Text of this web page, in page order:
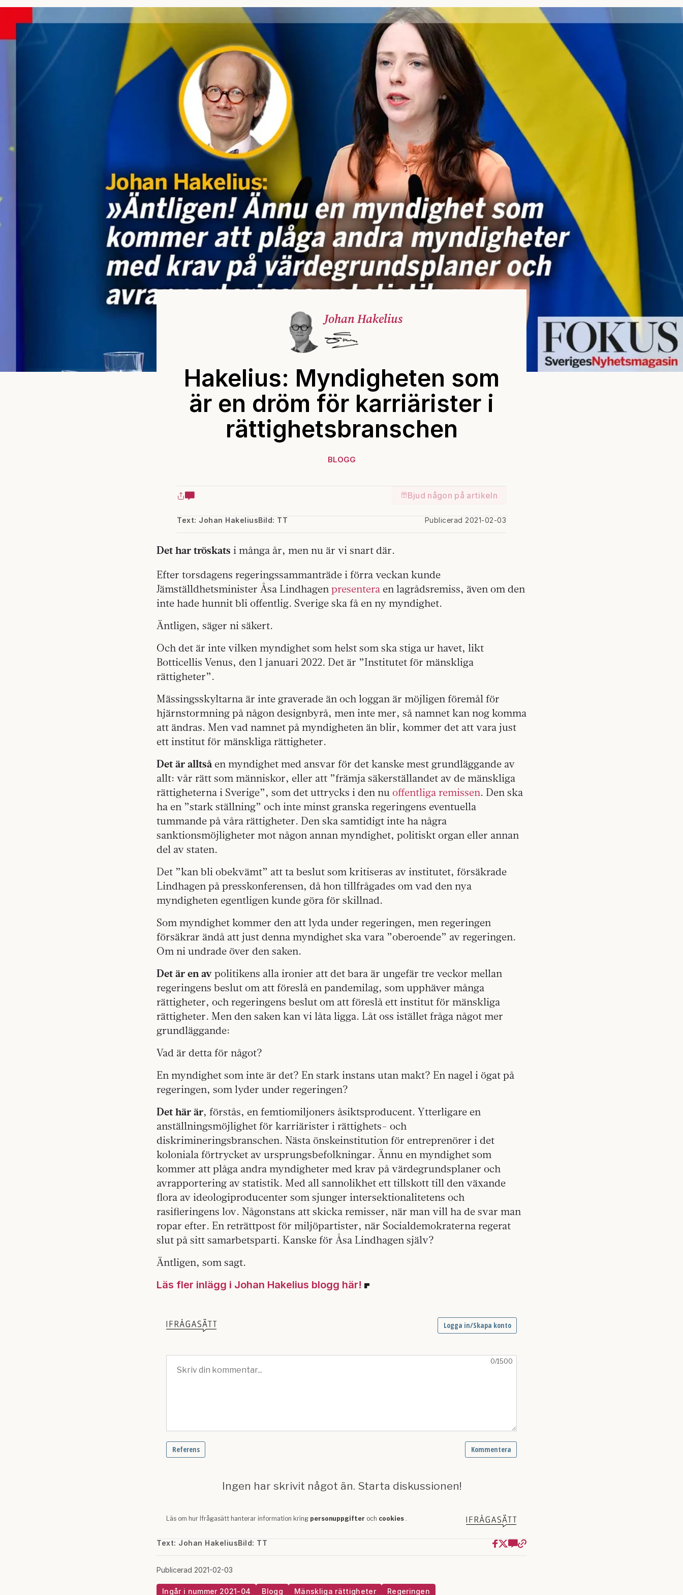
Johan Hakelius
Hakelius: Myndigheten som
är en dröm för karriärister i
rättighetsbranschen
BLOGG
Bjud någon på artikeln
Text: Johan Hakelius Publicerad 2021-02-03
Bild: TT
Det har tröskats i många år, men nu är vi snart där.
Efter torsdagens regeringssammanträde i förra veckan kunde
Jämställdhetsminister Åsa Lindhagenpresentera en lagrådsremiss, även om den
inte hade hunnit bli offentlig. Sverige ska få en ny myndighet.
Äntligen, säger ni säkert.
Och det är inte vilken myndighet som helst som ska stiga ur havet, likt
Botticellis Venus, den 1 januari 2022. Det är ”Institutet för mänskliga
rättigheter”.
Mässingsskyltarna är inte graverade än och loggan är möjligen föremål för
hjärnstormning på någon designbyrå, men inte mer, så namnet kan nog komma
att ändras. Men vad namnet på myndigheten än blir, kommer det att vara just
ett institut för mänskliga rättigheter.
Det är alltså en myndighet med ansvar för det kanske mest grundläggande av
allt: vår rätt som människor, eller att ”främja säkerställandet av de mänskliga
rättigheterna i Sverige”, som det uttrycks i den nu offentliga remissen. Den ska
ha en ”stark ställning” och inte minst granska regeringens eventuella
tummande på våra rättigheter. Den ska samtidigt inte ha några
sanktionsmöjligheter mot någon annan myndighet, politiskt organ eller annan
del av staten.
Det ”kan bli obekvämt” att ta beslut som kritiseras av institutet, försäkrade
Lindhagen på presskonferensen, då hon tillfrågades om vad den nya
myndigheten egentligen kunde göra för skillnad.
Som myndighet kommer den att lyda under regeringen, men regeringen
försäkrar ändå att just denna myndighet ska vara ”oberoende” av regeringen.
Om ni undrade över den saken.
Det är en av politikens alla ironier att det bara är ungefär tre veckor mellan
regeringens beslut om att föreslå en pandemilag, som upphäver många
rättigheter, och regeringens beslut om att föreslå ett institut för mänskliga
rättigheter. Men den saken kan vi låta ligga. Låt oss istället fråga något mer
grundläggande:
Vad är detta för något?
En myndighet som inte är det? En stark instans utan makt? En nagel i ögat på
regeringen, som lyder under regeringen?
Det här är, förstås, en femtiomiljoners åsiktsproducent. Ytterligare en
anställningsmöjlighet för karriärister i rättighets- och
diskrimineringsbranschen. Nästa önskeinstitution för entreprenörer i det
koloniala förtrycket av ursprungsbefolkningar. Ännu en myndighet som
kommer att plåga andra myndigheter med krav på värdegrundsplaner och
avrapportering av statistik. Med all sannolikhet ett tillskott till den växande
flora av ideologiproducenter som sjunger intersektionalitetens och
rasifieringens lov. Någonstans att skicka remisser, när man vill ha de svar man
ropar efter. En reträttpost för miljöpartister, när Socialdemokraterna regerat
slut på sitt samarbetsparti. Kanske för Åsa Lindhagen själv?
Äntligen, som sagt.
Läs fler inlägg i Johan Hakelius blogg här!
Text: Johan HakeliusBild: TT
Publicerad 2021-02-03
Ingår i nummer 2021-04 Blogg Mänskliga rättigheter Regeringen